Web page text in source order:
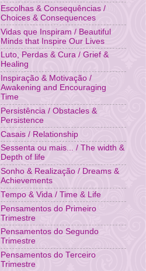
Escolhas & Consequências /
Choices & Consequences
Vidas que Inspiram / Beautiful
Minds that Inspire Our Lives
Luto, Perdas & Cura / Grief &
Healing
Inspiração & Motivação /
Awakening and Encouraging
Time
Persistência / Obstacles &
Persistence
Casais / Relationship
Sessenta ou mais... / The width &
Depth of life
Sonho & Realização / Dreams &
Achievements
Tempo & Vida / Time & Life
Pensamentos do Primeiro
Trimestre
Pensamentos do Segundo
Trimestre
Pensamentos do Terceiro
Trimestre